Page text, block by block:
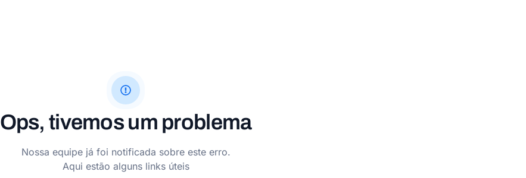
Ops, tivemos um problema
Nossa equipe já foi notificada sobre este erro.
Aqui estão alguns links úteis